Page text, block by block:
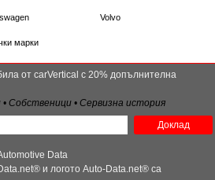
Volvo
марки
от carVertical с 20% допълнителна
Собственици • Сервизна история
Доклад
Data
и логото Auto-Data.net® са